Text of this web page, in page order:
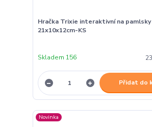
Hračka Trixie interaktivní na pamlsky
21x10x12cm-KS
Skladem 156
Přidat do
Novinka